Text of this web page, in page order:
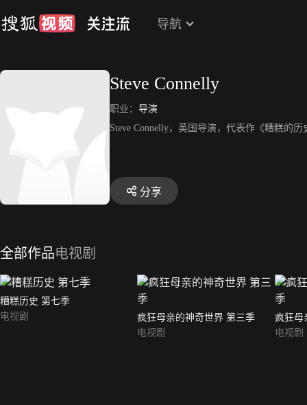
导航
Steve Connelly
职业： 导演
Steve Connelly，英国导演，代表作《糟糕的历
分享
全部作品电视剧
糟糕历史 第七季
电视剧
疯狂母亲的神奇世界 第三季
电视剧
疯狂母
电视剧